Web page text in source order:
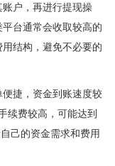
户，再进行提现操
台通常会收取较高的
结构，避免不必要的
捷，资金到账速度较
续费较高，可能达到
己的资金需求和费用